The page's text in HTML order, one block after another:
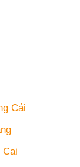
Cái
Cai